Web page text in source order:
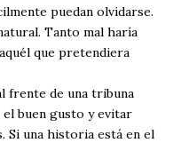
puedan olvidarse.
Tanto mal haría
que pretendiera
frente de una tribuna
buen gusto y evitar
Si una historia está en el